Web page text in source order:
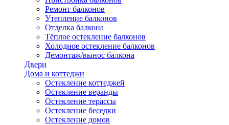
Ремонт балконов
Утепление балконов
Отделка балкона
Тёплое остекление балконов
Холодное остекление балконов
Демонтаж/вынос балкона
Двери
Дома и коттеджи
Остекление коттеджей
Остекление веранды
Остекление терассы
Остекление беседки
Остекление домов